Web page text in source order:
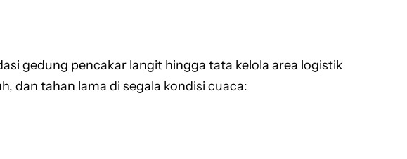
gedung pencakar langit hingga tata kelola area logistik
dan tahan lama di segala kondisi cuaca: